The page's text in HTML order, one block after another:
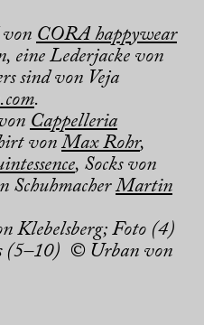
von CORA happywear
eine Lederjacke von
sind von Veja
.
Cappelleria
von Max Rohr,
, Socks von
SchuhmacherMartin
Klebelsberg; Foto (4)
(5–10) © Urban von